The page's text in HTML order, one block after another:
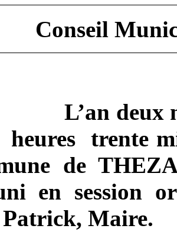
Conseil
L’an deux
heures
trente
de
en session
Maire.